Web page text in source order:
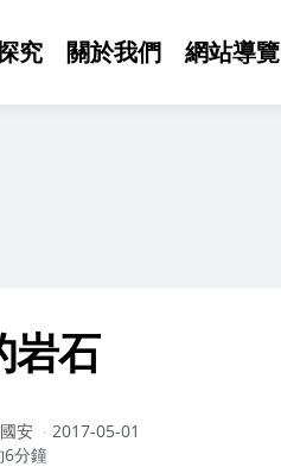
究 關於我們 網站導覽
岩石
安
2017-05-01
6分鐘